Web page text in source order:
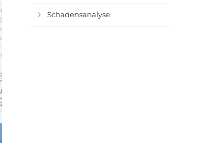
Schadensanalyse